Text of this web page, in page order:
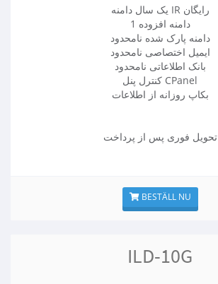
یک سال دامنه IR رایگان
1 دامنه افزوده
دامنه پارک شده نامحدود
ایمیل اختصاصی نامحدود
بانک اطلاعاتی نامحدود
کنترل پنل CPanel
بکاپ روزانه از اطلاعات
تحویل فوری پس از پرداخت
BESTÄLL NU
ILD-10G